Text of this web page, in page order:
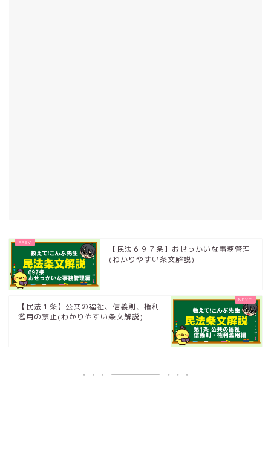
【民法６９７条】おせっかいな事務管理
(わかりやすい条文解説)
【民法１条】公共の福祉、信義則、権利
濫用の禁止(わかりやすい条文解説)